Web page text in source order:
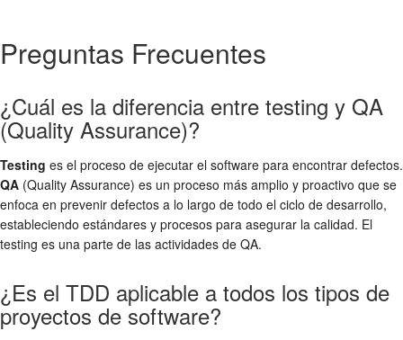
Preguntas Frecuentes
¿Cuál es la diferencia entre testing y QA
(Quality Assurance)?
Testing es el proceso de ejecutar el software para encontrar defectos.
QA (Quality Assurance) es un proceso más amplio y proactivo que se
enfoca en prevenir defectos a lo largo de todo el ciclo de desarrollo,
estableciendo estándares y procesos para asegurar la calidad. El
testing es una parte de las actividades de QA.
¿Es el TDD aplicable a todos los tipos de
proyectos de software?